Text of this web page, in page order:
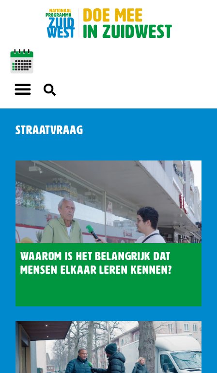
straatvraag
Waarom is het belangrijk dat
mensen elkaar leren kennen?